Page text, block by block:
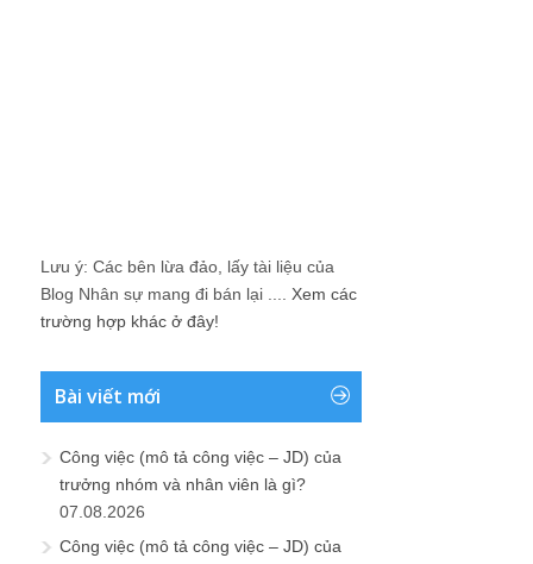
Lưu ý: Các bên lừa đảo, lấy tài liệu của
Blog Nhân sự mang đi bán lại .... Xem các
trường hợp khác ở đây!
Bài viết mới
Công việc (mô tả công việc – JD) của
trưởng nhóm và nhân viên là gì?
07.08.2026
Công việc (mô tả công việc – JD) của